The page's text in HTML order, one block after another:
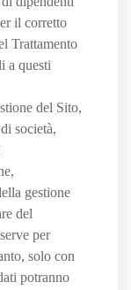
il corretto
Trattamento
a questi
del Sito,
società,
gestione
del
per
solo con
potranno